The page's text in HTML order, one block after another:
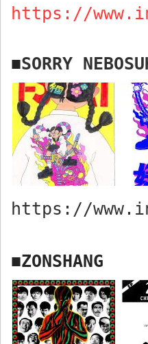
https://
■SORRY
https://
■ZONSHANG